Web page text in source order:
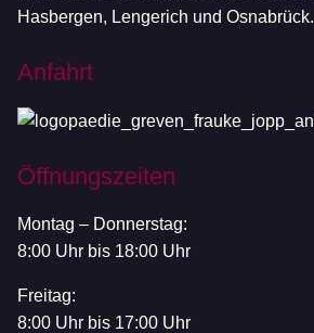
Hasbergen, Lengerich und Osnabrück.
Anfahrt
Öffnungszeiten
Montag – Donnerstag:
8:00 Uhr bis 18:00 Uhr
Freitag:
8:00 Uhr bis 17:00 Uhr